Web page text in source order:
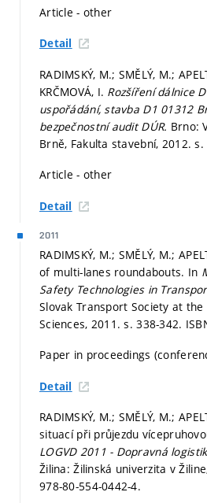
Article - other
Detail
RADIMSKÝ, M.; SMĚLÝ, M.;
KRČMOVÁ, I. Rozšíření dálnice
uspořádání, stavba D1 01312
bezpečnostní audit DÚR. Brno:
Brně, Fakulta stavební, 2012.s.
Article - other
Detail
2011
RADIMSKÝ, M.; SMĚLÝ, M.;
of multi-lanes roundabouts. In
Safety Technologies in
Slovak Transport Society at
Sciences, 2011.s. 338-342.
Paper in proceedings
Detail
RADIMSKÝ, M.; SMĚLÝ, M.;
situací při průjezdu
LOGVD 2011 - Dopravná
Žilina: Žilinská univerzita v
978-80-554-0442-4.